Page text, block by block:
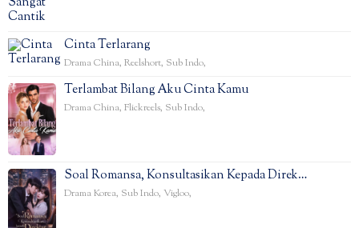
Cinta Terlarang
Drama China, Reelshort, Sub Indo,
Terlambat Bilang Aku Cinta Kamu
Drama China, Flickreels, Sub Indo,
Soal Romansa, Konsultasikan Kepada Direk…
Drama Korea, Sub Indo, Vigloo,